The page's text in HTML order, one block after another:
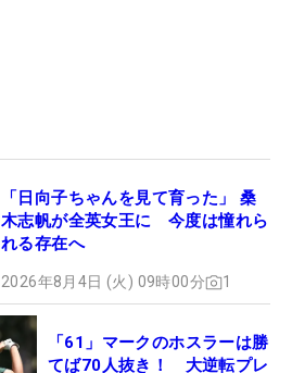
「日向子ちゃんを見て育った」 桑
木志帆が全英女王に 今度は憧れら
れる存在へ
2026年8月4日 (火) 09時00分 1
「61」マークのホスラーは勝
てば70人抜き！ 大逆転プレ